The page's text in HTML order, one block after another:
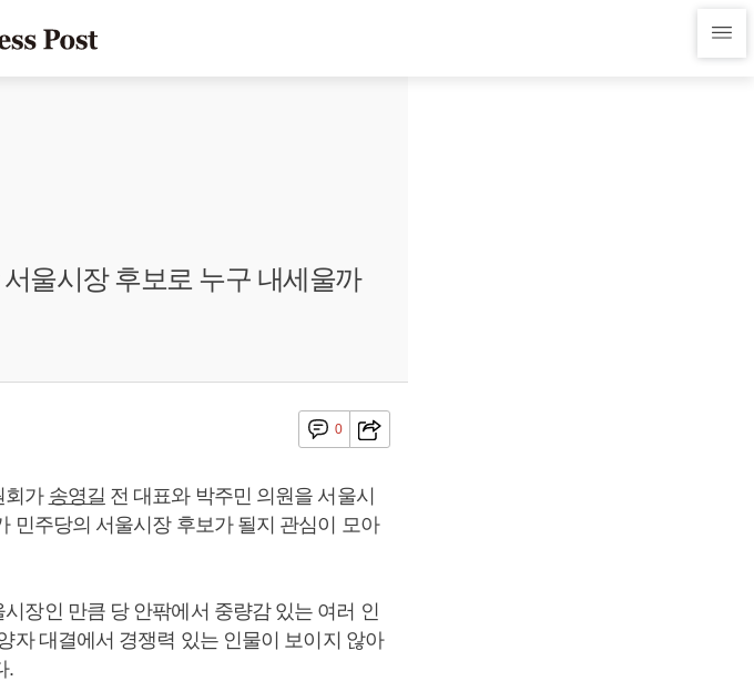
울시장 후보로 누구 내세울까
0
회가 송영길 전 대표와 박주민 의원을 서울시
민주당의 서울시장 후보가 될지 관심이 모아
장인 만큼 당 안팎에서 중량감 있는 여러 인
자 대결에서 경쟁력 있는 인물이 보이지 않아
.